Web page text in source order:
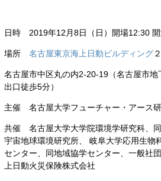
日時 2019年12月8日（日）開場12:30
場所 名古屋東京海上日動ビルディング
名古屋市中区丸の内2-20-19（名古屋市
出口徒歩5分）
主催 名古屋大学フューチャー・アース
共催 名古屋大学大学院環境学研究科、
宇宙地球環境研究所、 岐阜大学応用生物
センター、同地域協学センター、一般社
上日動火災保険株式会社